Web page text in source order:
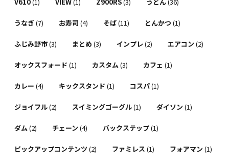
うなぎ(7) お寿司 (4) そば(11) とんかつ (1)
ふじみ野市(3) まとめ (3) インプレ(2) エアコン (2)
オックスフォード (1) カスタム (3) カフェ (1)
カレー (4) キックスタンド (1) コスパ(1)
ジョイフル(2) スイミングゴーグル(1) ダイソン (1)
ダム (2) チェーン (4) バックステップ(1)
ピックアップコンテンツ (2) ファミレス (1) フォアマン (1)